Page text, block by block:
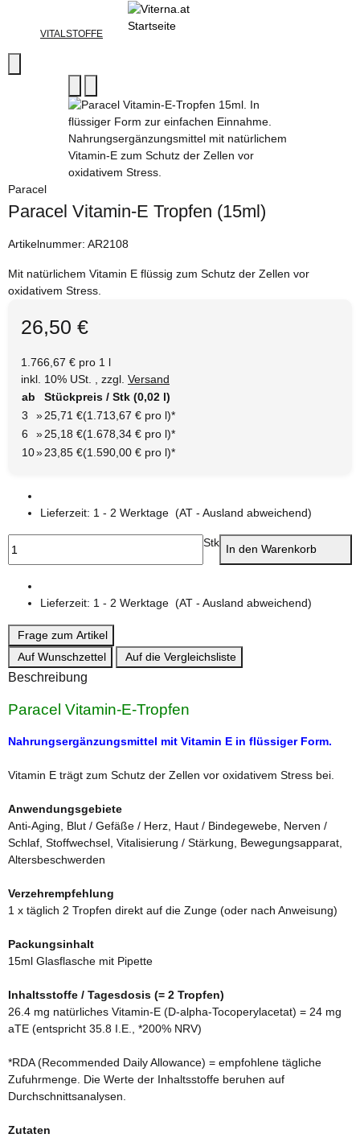
VITALSTOFFE
Paracel
Paracel Vitamin-E Tropfen (15ml)
Artikelnummer: AR2108
Mit natürlichem Vitamin E flüssig zum Schutz der Zellen vor
oxidativem Stress.
26,50 €
1.766,67 € pro 1 l
inkl. 10% USt. , zzgl. Versand
ab
Stückpreis / Stk (0,02 l)
3
»25,71 €(1.713,67 € pro l)*
6
»25,18 €(1.678,34 € pro l)*
10»23,85 €(1.590,00 € pro l)*
Lieferzeit: 1 - 2 Werktage (AT - Ausland abweichend)
Stk In den Warenkorb
Lieferzeit: 1 - 2 Werktage (AT - Ausland abweichend)
Frage zum Artikel
Auf Wunschzettel
Auf die Vergleichsliste
Beschreibung
Paracel Vitamin-E-Tropfen
Nahrungsergänzungsmittel mit Vitamin E in flüssiger Form.
Vitamin E trägt zum Schutz der Zellen vor oxidativem Stress bei.
Anwendungsgebiete
Anti-Aging, Blut / Gefäße / Herz, Haut / Bindegewebe, Nerven /
Schlaf, Stoffwechsel, Vitalisierung / Stärkung, Bewegungsapparat,
Altersbeschwerden
Verzehrempfehlung
1 x täglich 2 Tropfen direkt auf die Zunge (oder nach Anweisung)
Packungsinhalt
15ml Glasflasche mit Pipette
Inhaltsstoffe / Tagesdosis (= 2 Tropfen)
26.4 mg natürliches Vitamin-E (D-alpha-Tocoperylacetat) = 24 mg
aTE (entspricht 35.8 I.E., *200% NRV)
*RDA (Recommended Daily Allowance) = empfohlene tägliche
Zufuhrmenge. Die Werte der Inhaltsstoffe beruhen auf
Durchschnittsanalysen.
Zutaten